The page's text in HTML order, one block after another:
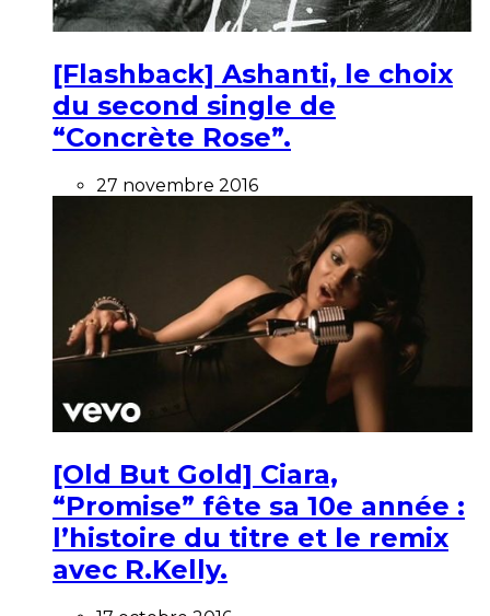
[Flashback] Ashanti, le choix
du second single de
“Concrète Rose”.
27 novembre 2016
[Old But Gold] Ciara,
“Promise” fête sa 10e année :
l’histoire du titre et le remix
avec R.Kelly.